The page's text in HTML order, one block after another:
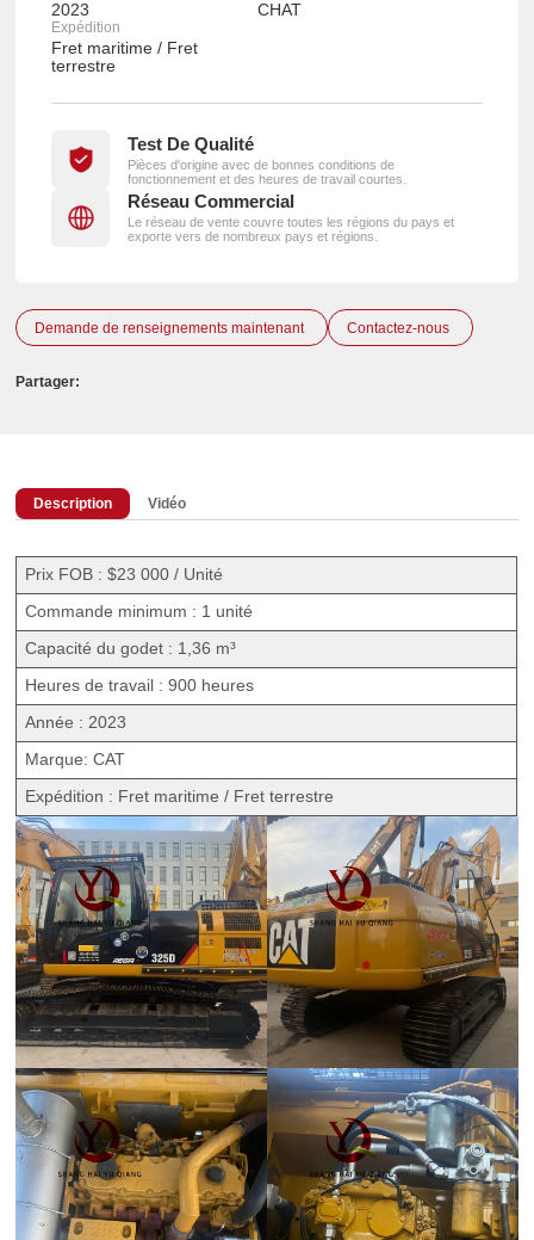
2023 CHAT
Expédition
Fret maritime / Fret
terrestre
Test De Qualité
Pièces d'origine avec de bonnes conditions de
fonctionnement et des heures de travail courtes.
Réseau Commercial
Le réseau de vente couvre toutes les régions du pays et
exporte vers de nombreux pays et régions.
Demande de renseignements maintenant Contactez-nous
Partager:
Description Vidéo
Prix FOB : $23 000 / Unité
Commande minimum : 1 unité
Capacité du godet : 1,36 m³
Heures de travail : 900 heures
Année : 2023
Marque: CAT
Expédition : Fret maritime / Fret terrestre